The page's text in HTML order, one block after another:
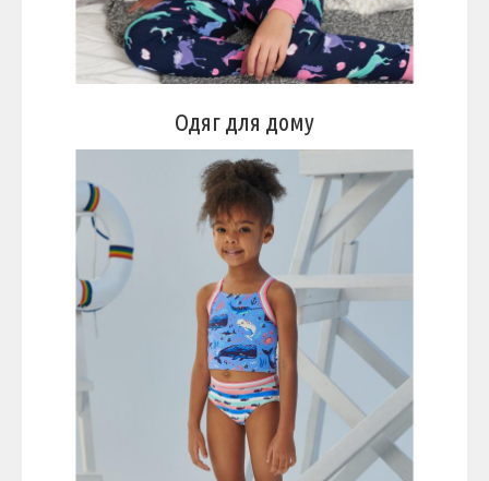
Одяг для дому